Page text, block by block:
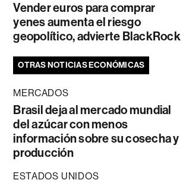
Vender euros para comprar
yenes aumenta el riesgo
geopolítico, advierte BlackRock
OTRAS NOTICIAS ECONÓMICAS
MERCADOS
Brasil deja al mercado mundial
del azúcar con menos
información sobre su cosecha y
producción
ESTADOS UNIDOS